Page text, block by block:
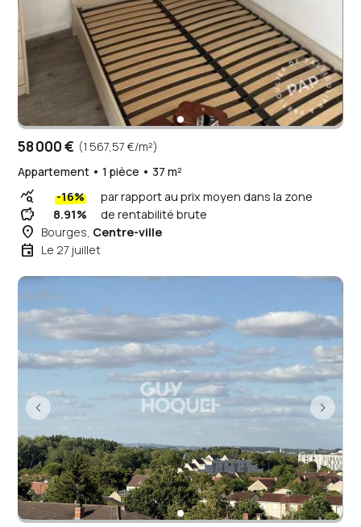
58 000 € (1 567,57 €/m²)
Appartement • 1 pièce • 37 m²
query_stats -16% par rapport au prix moyen dans la zone
savings 8.91% de rentabilité brute
place Bourges, Centre-ville
event Le 27 juillet